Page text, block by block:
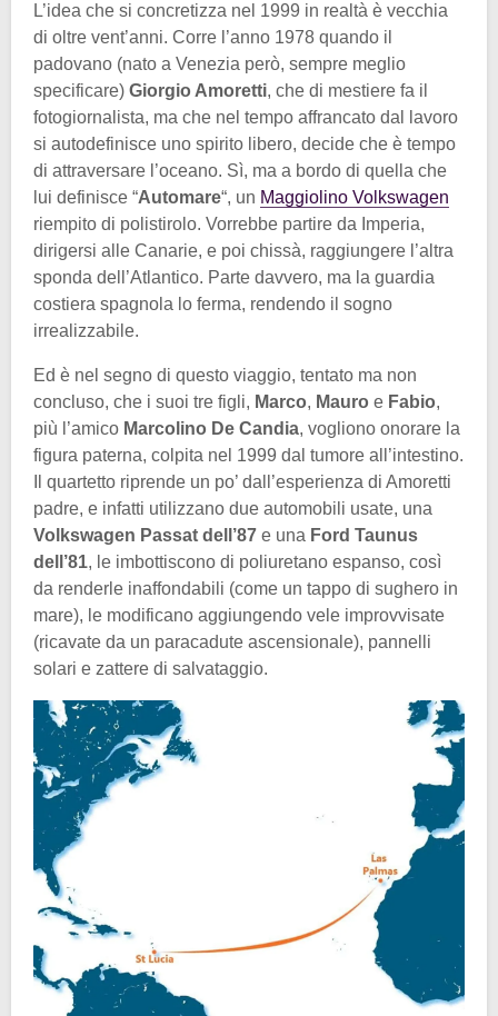
L’idea che si concretizza nel 1999 in realtà è vecchia
di oltre vent’anni. Corre l’anno 1978 quando il
padovano (nato a Venezia però, sempre meglio
specificare) Giorgio Amoretti, che di mestiere fa il
fotogiornalista, ma che nel tempo affrancato dal lavoro
si autodefinisce uno spirito libero, decide che è tempo
di attraversare l’oceano. Sì, ma a bordo di quella che
lui definisce “Automare“, un Maggiolino Volkswagen
riempito di polistirolo. Vorrebbe partire da Imperia,
dirigersi alle Canarie, e poi chissà, raggiungere l’altra
sponda dell’Atlantico. Parte davvero, ma la guardia
costiera spagnola lo ferma, rendendo il sogno
irrealizzabile.
Ed è nel segno di questo viaggio, tentato ma non
concluso, che i suoi tre figli, Marco, Mauro e Fabio,
più l’amico Marcolino De Candia, vogliono onorare la
figura paterna, colpita nel 1999 dal tumore all’intestino.
Il quartetto riprende un po’ dall’esperienza di Amoretti
padre, e infatti utilizzano due automobili usate, una
Volkswagen Passat dell’87 e una Ford Taunus
dell’81, le imbottiscono di poliuretano espanso, così
da renderle inaffondabili (come un tappo di sughero in
mare), le modificano aggiungendo vele improvvisate
(ricavate da un paracadute ascensionale), pannelli
solari e zattere di salvataggio.